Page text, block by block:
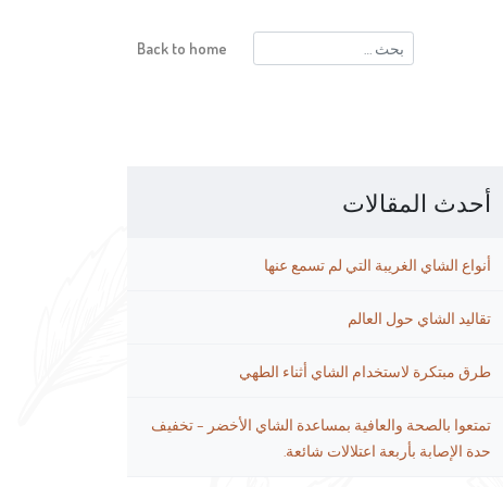
البحث
عن:
Back to home
أحدث المقالات
أنواع الشاي الغريبة التي لم تسمع عنها
تقاليد الشاي حول العالم
طرق مبتكرة لاستخدام الشاي أثناء الطهي
تمتعوا بالصحة والعافية بمساعدة الشاي الأخضر – تخفيف
حدة الإصابة بأربعة اعتلالات شائعة.